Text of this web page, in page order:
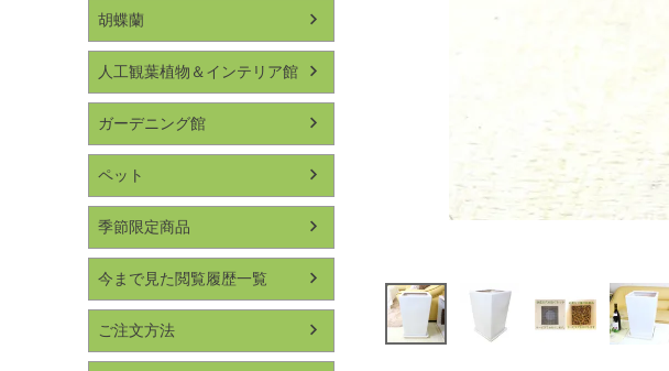
胡蝶蘭
人工観葉植物＆インテリア館
ガーデニング館
ペット
季節限定商品
今まで見た閲覧履歴一覧
ご注文方法